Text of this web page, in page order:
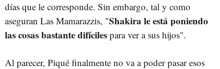
días que le corresponde. Sin embargo, tal y como
aseguran Las Mamarazzis, "Shakira le está poniendo
las cosas bastante difíciles para ver a sus hijos".
Al parecer, Piqué finalmente no va a poder pasar esos